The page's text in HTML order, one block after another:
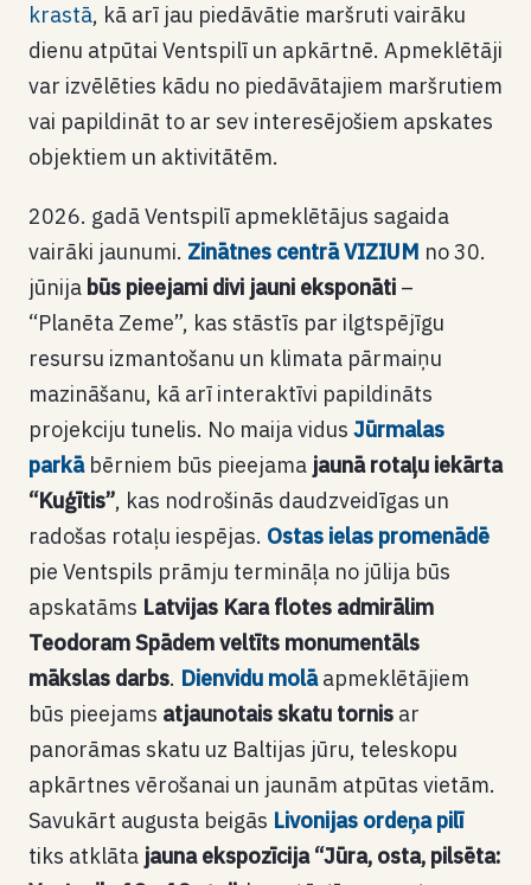
krastā, kā arī jau piedāvātie maršruti vairāku
dienu atpūtai Ventspilī un apkārtnē. Apmeklētāji
var izvēlēties kādu no piedāvātajiem maršrutiem
vai papildināt to ar sev interesējošiem apskates
objektiem un aktivitātēm.
2026. gadā Ventspilī apmeklētājus sagaida
vairāki jaunumi. Zinātnes centrā VIZIUM no 30.
jūnija būs pieejami divi jauni eksponāti –
“Planēta Zeme”, kas stāstīs par ilgtspējīgu
resursu izmantošanu un klimata pārmaiņu
mazināšanu, kā arī interaktīvi papildināts
projekciju tunelis. No maija vidus Jūrmalas
parkābērniem būs pieejama jaunā rotaļu iekārta
“Kuģītis”, kas nodrošinās daudzveidīgas un
radošas rotaļu iespējas. Ostas ielas promenādē
pie Ventspils prāmju termināļa no jūlija būs
apskatāms Latvijas Kara flotes admirālim
Teodoram Spādem veltīts monumentāls
mākslas darbs. Dienvidu molāapmeklētājiem
būs pieejams atjaunotais skatu tornis ar
panorāmas skatu uz Baltijas jūru, teleskopu
apkārtnes vērošanai un jaunām atpūtas vietām.
Savukārt augusta beigās Livonijas ordeņa pilī
tiks atklāta jauna ekspozīcija “Jūra, osta, pilsēta: